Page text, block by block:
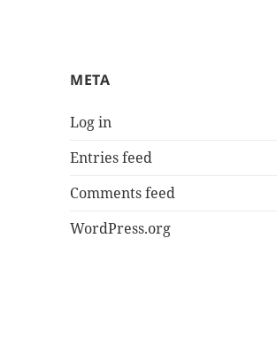
META
Log in
Entries feed
Comments feed
WordPress.org